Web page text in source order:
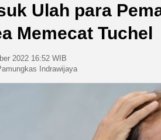
Ulah para
Memecat Tuchel
2022 16:52 WIB
Indrawijaya